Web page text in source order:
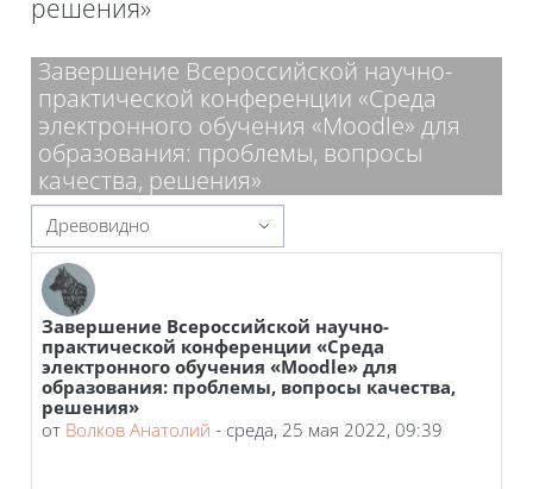
решения»
Блоки
Завершение Всероссийской научно-
практической конференции «Среда
электронного обучения «Moodle» для
образования: проблемы, вопросы
качества, решения»
Режим отображения
Завершение Всероссийской научно-
практической конференции «Среда
электронного обучения «Moodle» для
образования: проблемы, вопросы качества,
решения»
от Волков Анатолий - среда, 25 мая 2022, 09:39
Количество ответов: 0